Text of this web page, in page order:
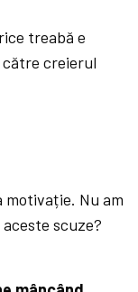
treabă e
creierul
motivație. Nu am
scuze?